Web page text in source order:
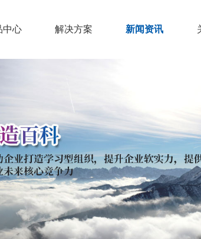
中心 解决方案 新闻资讯